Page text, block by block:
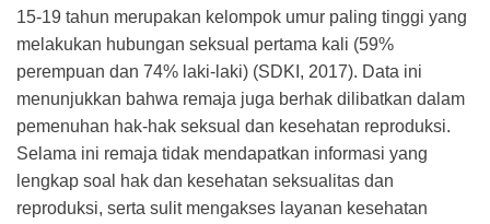
15-19 tahun merupakan kelompok umur paling tinggi yang
melakukan hubungan seksual pertama kali (59%
perempuan dan 74% laki-laki) (SDKI, 2017). Data ini
menunjukkan bahwa remaja juga berhak dilibatkan dalam
pemenuhan hak-hak seksual dan kesehatan reproduksi.
Selama ini remaja tidak mendapatkan informasi yang
lengkap soal hak dan kesehatan seksualitas dan
reproduksi, serta sulit mengakses layanan kesehatan